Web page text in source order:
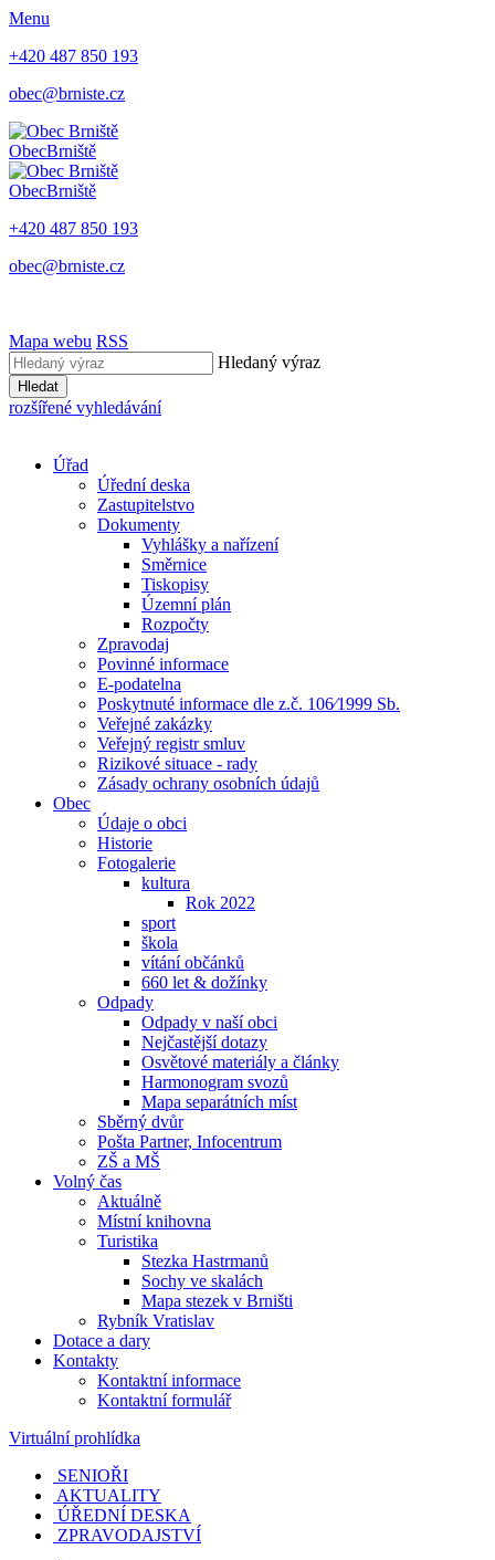
Menu
+420 487 850 193
obec@brniste.cz
ObecBrniště
ObecBrniště
+420 487 850 193
obec@brniste.cz
Mapa webu RSS
Hledaný výraz
Hledat
rozšířené vyhledávání
Úřad
Úřední deska
Zastupitelstvo
Dokumenty
Vyhlášky a nařízení
Směrnice
Tiskopisy
Územní plán
Rozpočty
Zpravodaj
Povinné informace
E-podatelna
Poskytnuté informace dle z.č. 106⁄1999 Sb.
Veřejné zakázky
Veřejný registr smluv
Rizikové situace - rady
Zásady ochrany osobních údajů
Obec
Údaje o obci
Historie
Fotogalerie
kultura
Rok 2022
sport
škola
vítání občánků
660 let & dožínky
Odpady
Odpady v naší obci
Nejčastější dotazy
Osvětové materiály a články
Harmonogram svozů
Mapa separátních míst
Sběrný dvůr
Pošta Partner, Infocentrum
ZŠ a MŠ
Volný čas
Aktuálně
Místní knihovna
Turistika
Stezka Hastrmanů
Sochy ve skalách
Mapa stezek v Brništi
Rybník Vratislav
Dotace a dary
Kontakty
Kontaktní informace
Kontaktní formulář
Virtuální prohlídka
SENIOŘI
AKTUALITY
ÚŘEDNÍ DESKA
ZPRAVODAJSTVÍ